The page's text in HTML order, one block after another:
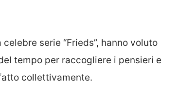
serie “Frieds”, hanno voluto
tempo per raccogliere i pensieri e
collettivamente.